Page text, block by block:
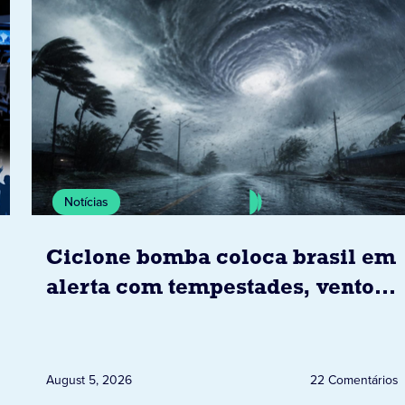
Notícias
Ciclone bomba coloca brasil em
alerta com tempestades, ventos
August 5, 2026 22 Comentários